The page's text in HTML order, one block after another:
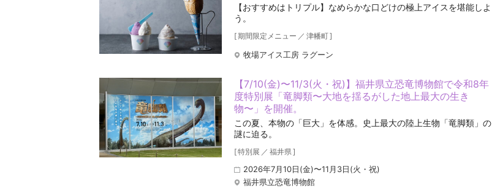
【おすすめはトリプル】なめらかな口どけの極上アイスを堪能しよ
う。
[期間限定メニュー ／ 津幡町]
牧場アイス工房 ラグーン
【7/10(金)〜11/3(火・祝)】福井県立恐竜博物館で令和8年
度特別展「竜脚類〜大地を揺るがした地上最大の生き
物〜」を開催。
この夏、本物の「巨大」を体感。史上最大の陸上生物「竜脚類」の
謎に迫る。
[特別展 ／ 福井県]
2026年7月10日(金)〜11月3日(火・祝)
福井県立恐竜博物館